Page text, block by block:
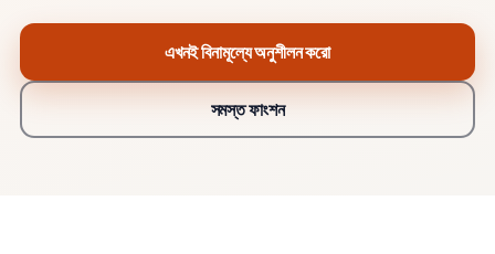
এখনই বিনামূল্যে অনুশীলন করো
সমস্ত ফাংশন